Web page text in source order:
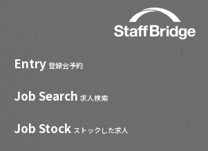
Entry 登録会予約
Job Search 求人検索
Job Stock ストックした求人